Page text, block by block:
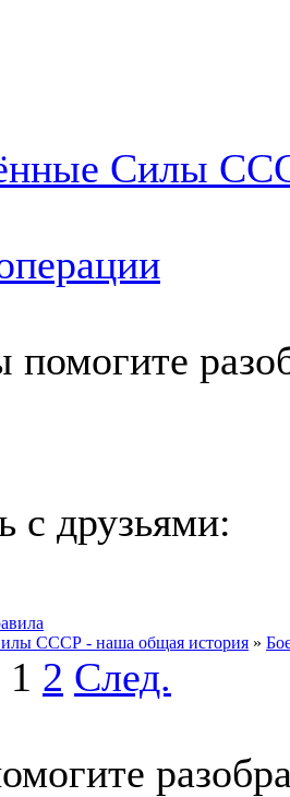
Силы
с друзьями:
СССР - наша общая история »
1 2 След.